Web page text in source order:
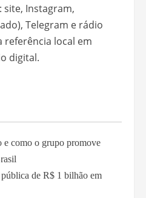
Instagram,
Telegram e rádio
referência local em
digital.
como o grupo promove
de R$ 1 bilhão em